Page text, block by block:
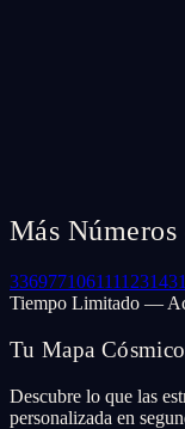
Más
336977106111123143
Tiempo Limitado —
Tu Mapa
Descubre lo que las
personalizada en